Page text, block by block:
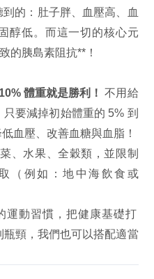
到的：肚子胖、血壓高、血
醇低。而這一切的核心元
的胰島素阻抗**！
體重就是勝利！ 不用給
要減掉初始體重的 5% 到
血壓、改善血糖與血脂！
、水果、全穀類，並限制
（例如：地中海飲食或
運動習慣，把健康基礎打
頸，我們也可以搭配適當